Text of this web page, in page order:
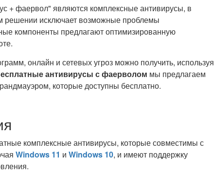
+ фаервол" являются комплексные антивирусы, в
решении исключает возможные проблемы
компоненты предлагают оптимизированную
онлайн и сетевых угроз можно получить, используя
антивирусы с фаерволом мы предлагаем
которые доступны бесплатно.
комплексные антивирусы, которые совместимы с
Windows 11 и Windows 10, и имеют поддержку